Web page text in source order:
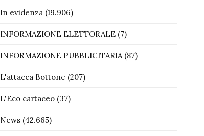
In evidenza(19.906)
INFORMAZIONE ELETTORALE(7)
INFORMAZIONE PUBBLICITARIA(87)
L'attacca Bottone (207)
L'Eco cartaceo(37)
News(42.665)